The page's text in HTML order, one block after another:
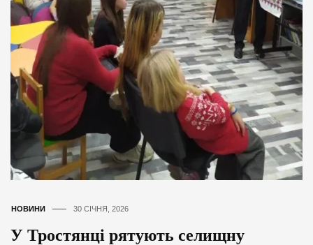
НОВИНИ 30 СІЧНЯ, 2026
У Тростянці рятують селищну